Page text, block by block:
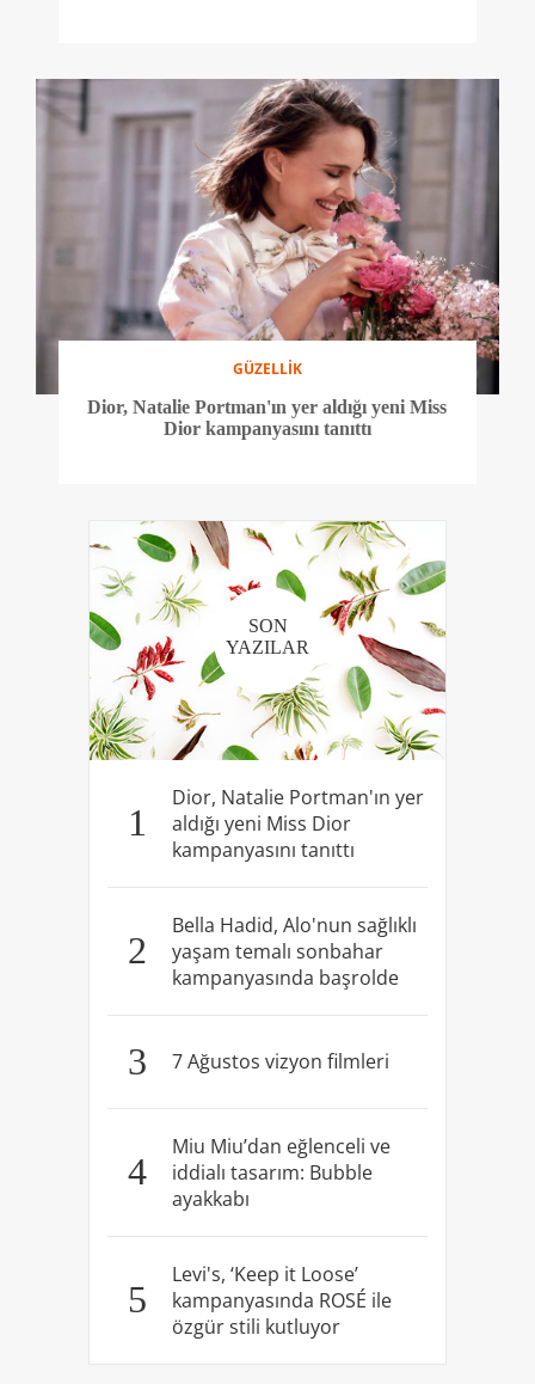
GÜZELLİK
Dior, Natalie Portman'ın yer aldığı yeni Miss
Dior kampanyasını tanıttı
SON
YAZILAR
1
Dior, Natalie Portman'ın yer
aldığı yeni Miss Dior
kampanyasını tanıttı
2
Bella Hadid, Alo'nun sağlıklı
yaşam temalı sonbahar
kampanyasında başrolde
3 7 Ağustos vizyon filmleri
4
Miu Miu’dan eğlenceli ve
iddialı tasarım: Bubble
ayakkabı
5
Levi's, ‘Keep it Loose’
kampanyasında ROSÉ ile
özgür stili kutluyor